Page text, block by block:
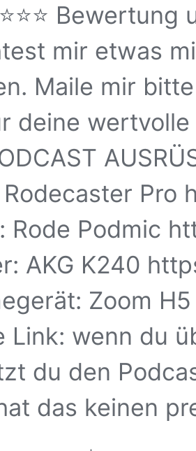
mir etwas
Maile mir
deine wertvolle
Pro
Rode Podmic
AKG K240
Zoom
Link: wenn du
du den
das keinen